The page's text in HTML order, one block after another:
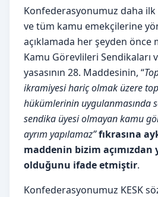
Konfederasyonumuz daha
ve tüm kamu emekçilerine
açıklamada her şeyden önce
Kamu Görevlileri Sendikaları
yasasının 28. Maddesinin, “
ikramiyesi hariç olmak üzere
hükümlerinin uygulanmasında
sendika üyesi olmayan kamu
ayrım yapılamaz”fıkrasına
maddenin bizim
olduğunu ifade etmiştir.
Konfederasyonumuz KESK